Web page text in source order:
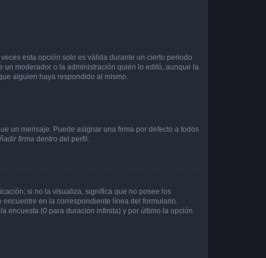
esta opción solo es válida durante un cierto periodo
un moderador o la administración quién lo editó, aunque la
alguien haya respondido al mismo.
un mensaje. Puede asignar una firma por defecto a todos
firma dentro del perfil.
si no la visualiza, significa que no posee los
en la correspondiente línea del formulario.
encuesta (0 para duración infinita) y por último la opción